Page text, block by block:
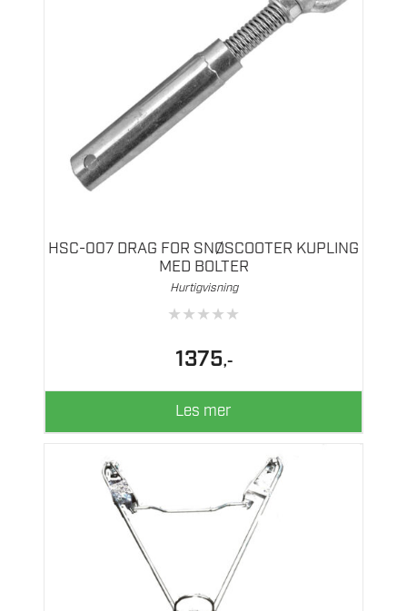
HSC-007 DRAG FOR SNØSCOOTER KUPLING
MED BOLTER
Hurtigvisning
★★★★★
1375,-
Les mer